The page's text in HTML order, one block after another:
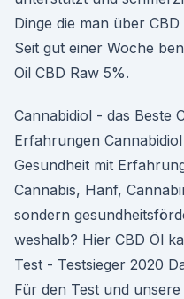
Dinge die man über
Seit gut einer Woche
Oil CBD Raw 5%.
Cannabidiol - das Beste
Erfahrungen
Gesundheit mit
Cannabis, Hanf,
sondern
weshalb? Hier CBD Öl
Test - Testsieger 2020
Für den Test und